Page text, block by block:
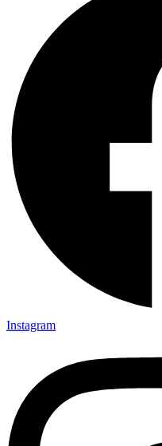
Instagram